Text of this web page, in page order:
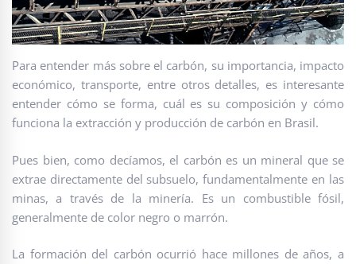
Para entender más sobre el carbón, su importancia, impacto
económico, transporte, entre otros detalles, es interesante
entender cómo se forma, cuál es su composición y cómo
funciona la extracción y producción de carbón en Brasil.
Pues bien, como decíamos, el carbón es un mineral que se
extrae directamente del subsuelo, fundamentalmente en las
minas, a través de la minería. Es un combustible fósil,
generalmente de color negro o marrón.
La formación del carbón ocurrió hace millones de años, a